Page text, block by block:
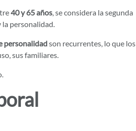
40 y 65 años, se considera la segunda
la personalidad.
personalidadson recurrentes, lo que los
sus familiares.